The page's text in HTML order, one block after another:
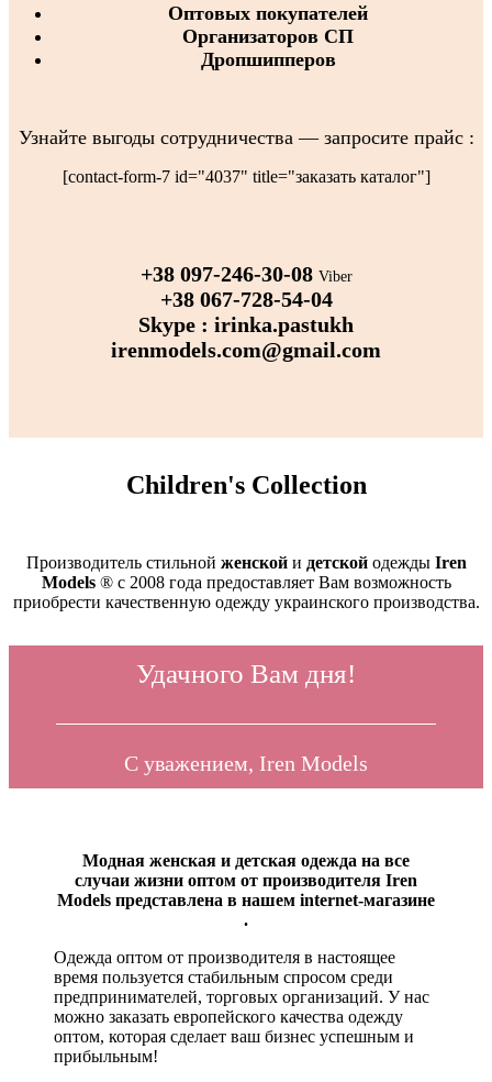
Оптовых покупателей
Организаторов СП
Дропшипперов
Узнайте выгоды сотрудничества — запросите прайс :
[contact-form-7 id="4037" title="заказать каталог"]
+38 097-246-30-08 Viber
+38 067-728-54-04
Skype : irinka.pastukh
irenmodels.com@gmail.com
Children's Collection
Производитель стильной женскойи детскойодежды Iren
Models ®с 2008 года предоставляет Вам возможность
приобрести качественную одежду украинского производства.
Удачного Вам дня!
С уважением, Iren Models
Модная женская и детская одежда на все
случаи жизни оптом от производителя Iren
Models представлена в нашем internet-магазине
.
Одежда оптом от производителя в настоящее
время пользуется стабильным спросом среди
предпринимателей, торговых организаций. У нас
можно заказать европейского качества одежду
оптом, которая сделает ваш бизнес успешным и
прибыльным!